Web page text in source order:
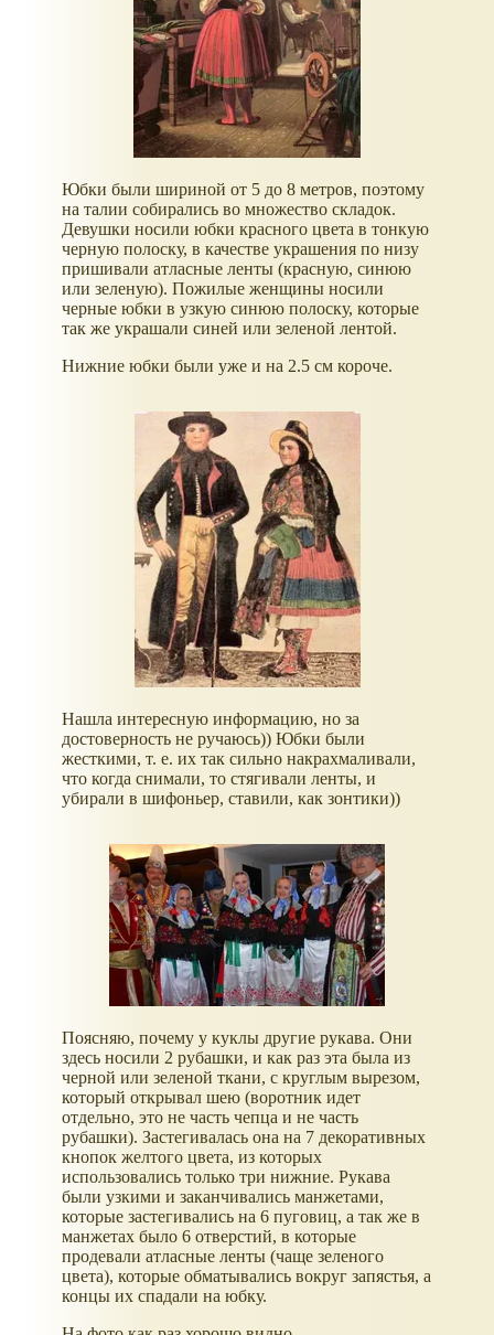
Юбки были шириной от 5 до 8 метров, поэтому
на талии собирались во множество складок.
Девушки носили юбки красного цвета в тонкую
черную полоску, в качестве украшения по низу
пришивали атласные ленты (красную, синюю
или зеленую). Пожилые женщины носили
черные юбки в узкую синюю полоску, которые
так же украшали синей или зеленой лентой.
Нижние юбки были уже и на 2.5 см короче.
Нашла интересную информацию, но за
достоверность не ручаюсь)) Юбки были
жесткими, т. е. их так сильно накрахмаливали,
что когда снимали, то стягивали ленты, и
убирали в шифоньер, ставили, как зонтики))
Поясняю, почему у куклы другие рукава. Они
здесь носили 2 рубашки, и как раз эта была из
черной или зеленой ткани, с круглым вырезом,
который открывал шею (воротник идет
отдельно, это не часть чепца и не часть
рубашки). Застегивалась она на 7 декоративных
кнопок желтого цвета, из которых
использовались только три нижние. Рукава
были узкими и заканчивались манжетами,
которые застегивались на 6 пуговиц, а так же в
манжетах было 6 отверстий, в которые
продевали атласные ленты (чаще зеленого
цвета), которые обматывались вокруг запястья, а
концы их спадали на юбку.